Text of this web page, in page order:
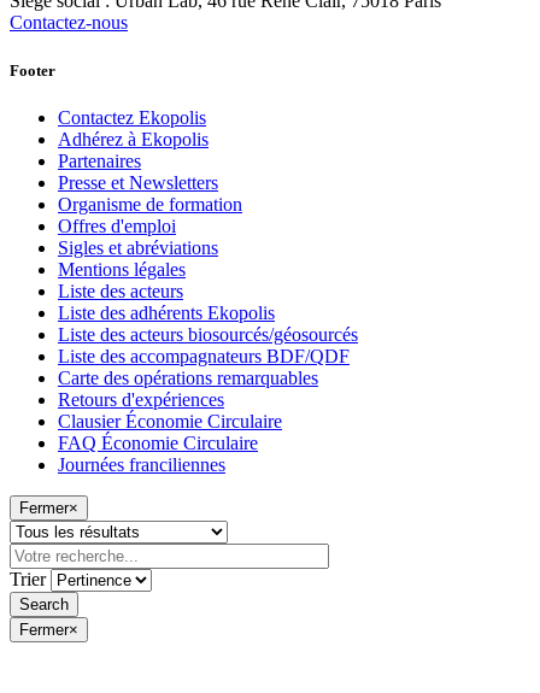
Contactez-nous
Footer
Contactez Ekopolis
Adhérez à Ekopolis
Partenaires
Presse et Newsletters
Organisme de formation
Offres d'emploi
Sigles et abréviations
Mentions légales
Liste des acteurs
Liste des adhérents Ekopolis
Liste des acteurs biosourcés/géosourcés
Liste des accompagnateurs BDF/QDF
Carte des opérations remarquables
Retours d'expériences
Clausier Économie Circulaire
FAQ Économie Circulaire
Journées franciliennes
Fermer×
Trier
Fermer×